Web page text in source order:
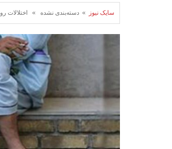
سایک نیوز » دسته‌بندی نشده » اختلالات